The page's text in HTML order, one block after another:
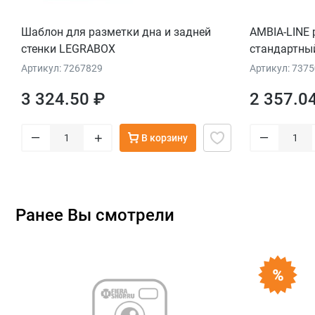
Шаблон для разметки дна и задней
стенки LEGRABOX
Артикул: 7267829
3 324.50 ₽
– + В корзину
AMBIA-LINE
черный
Артикул:
2
–
Ранее Вы смотрели